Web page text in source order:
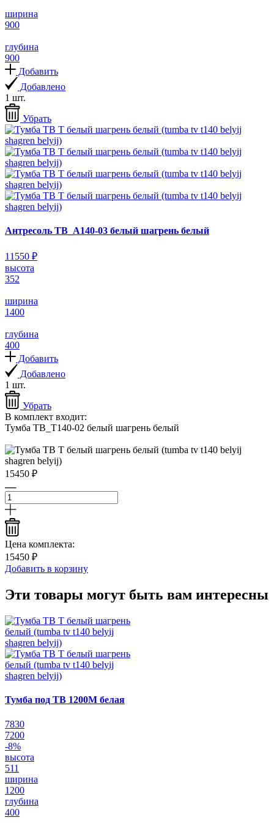
ширина
900
глубина
900
Добавить
Добавлено
1 шт.
Убрать
Антресоль ТВ_А140-03 белый шагрень белый
11550 ₽
высота
352
ширина
1400
глубина
400
Добавить
Добавлено
1 шт.
Убрать
В комплект входит:
Тумба ТВ_Т140-02 белый шагрень белый
15450 ₽
Цена комплекта:
15450 ₽
Добавить в корзину
Эти товары могут быть вам интересны
Тумба под ТВ 1200М белая
7830
7200
-8%
высота
511
ширина
1200
глубина
400